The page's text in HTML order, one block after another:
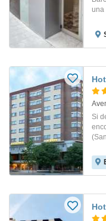
una
Si